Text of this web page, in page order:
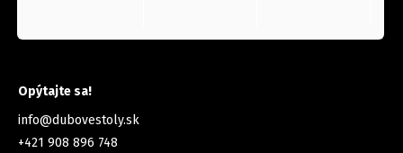
Opýtajte sa!
info@dubovestoly.sk
+421 908 896 748